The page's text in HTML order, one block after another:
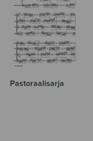
Pastoraalisarja